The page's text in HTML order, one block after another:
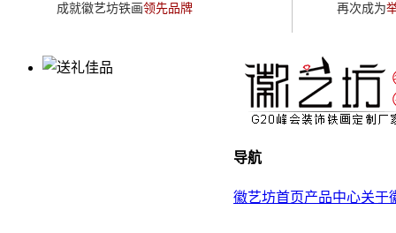
成就徽艺坊铁画领先品牌
再次成为
导航
徽艺坊首页产品中心关于